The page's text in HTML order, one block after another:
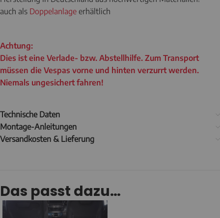
auch als Doppelanlage erhältlich
Achtung:
Dies ist eine Verlade- bzw. Abstellhilfe. Zum Transport
müssen die Vespas vorne und hinten verzurrt werden.
Niemals ungesichert fahren!
Technische Daten
Montage-Anleitungen
Versandkosten & Lieferung
Das passt dazu…